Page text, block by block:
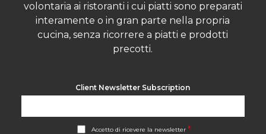
volontaria ai ristoranti i cui piatti sono preparati
interamente o in gran parte nella propria
cucina, senza ricorrere a piatti e prodotti
precotti.
Client Newsletter Subscription
Accetto di ricevere la newsletter *